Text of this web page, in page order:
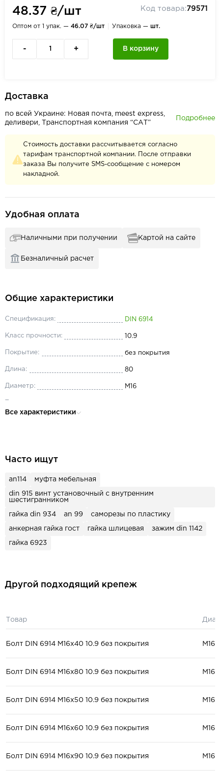
48.37 ₴/шт Код товара:79571
Оптом от 1 упак. — 46.07 ₴/шт Упаковка — шт.
- + В корзину
Доставка
по всей Украине: Новая почта, meest express,
деливери, Транспортная компания “САТ”
Подробнее
Стоимость доставки рассчитывается согласно
тарифам транспортной компании. После отправки
заказа Вы получите SMS-сообщение с номером
накладной.
Удобная оплата
Наличными при получении Картой на сайте
Безналичный расчет
Общие характеристики
Спецификация: DIN 6914
Класс прочности: 10.9
Покрытие: без покрытия
Длина: 80
Диаметр: М16
Все характеристики
Часто ищут
an114 муфта мебельная
din 915 винт установочный с внутренним
шестигранником
гайка din 934 an 99 саморезы по пластику
анкерная гайка гост гайка шлицевая зажим din 1142
гайка 6923
Другой подходящий крепеж
Товар
Болт DIN 6914 М16x40 10.9 без покрытия М16
Болт DIN 6914 М16x80 10.9 без покрытия М16
Болт DIN 6914 М16x50 10.9 без покрытия М16
Болт DIN 6914 М16x60 10.9 без покрытия М16
Болт DIN 6914 М16x90 10.9 без покрытия М16